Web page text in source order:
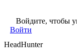
Войдите, чтобы
Войти
HeadHunter